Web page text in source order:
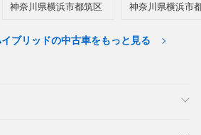
神奈川県横浜市都筑区 神奈川県横浜市
ブリッドの中古車をもっと見る